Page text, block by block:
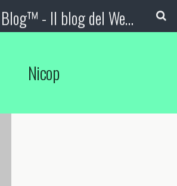
Booking Blog™ - Il blog del Web Marketing Turistico
Nicop